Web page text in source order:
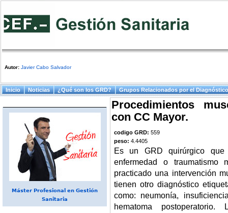
Autor: Javier Cabo Salvador
Procedimientos
con CC Mayor.
codigo GRD: 559
peso: 4.4405
Es un GRD quirúrgico
enfermedad o
practicado una intervención
tienen otro diagnóstico
como: neumonía,
hematoma postoperatorio.
Menú principal
Inicio Noticias ¿Qué son los GRD? Grupos Relacionados por el Diagnóstico
Máster Profesional en Gestión
Sanitaria